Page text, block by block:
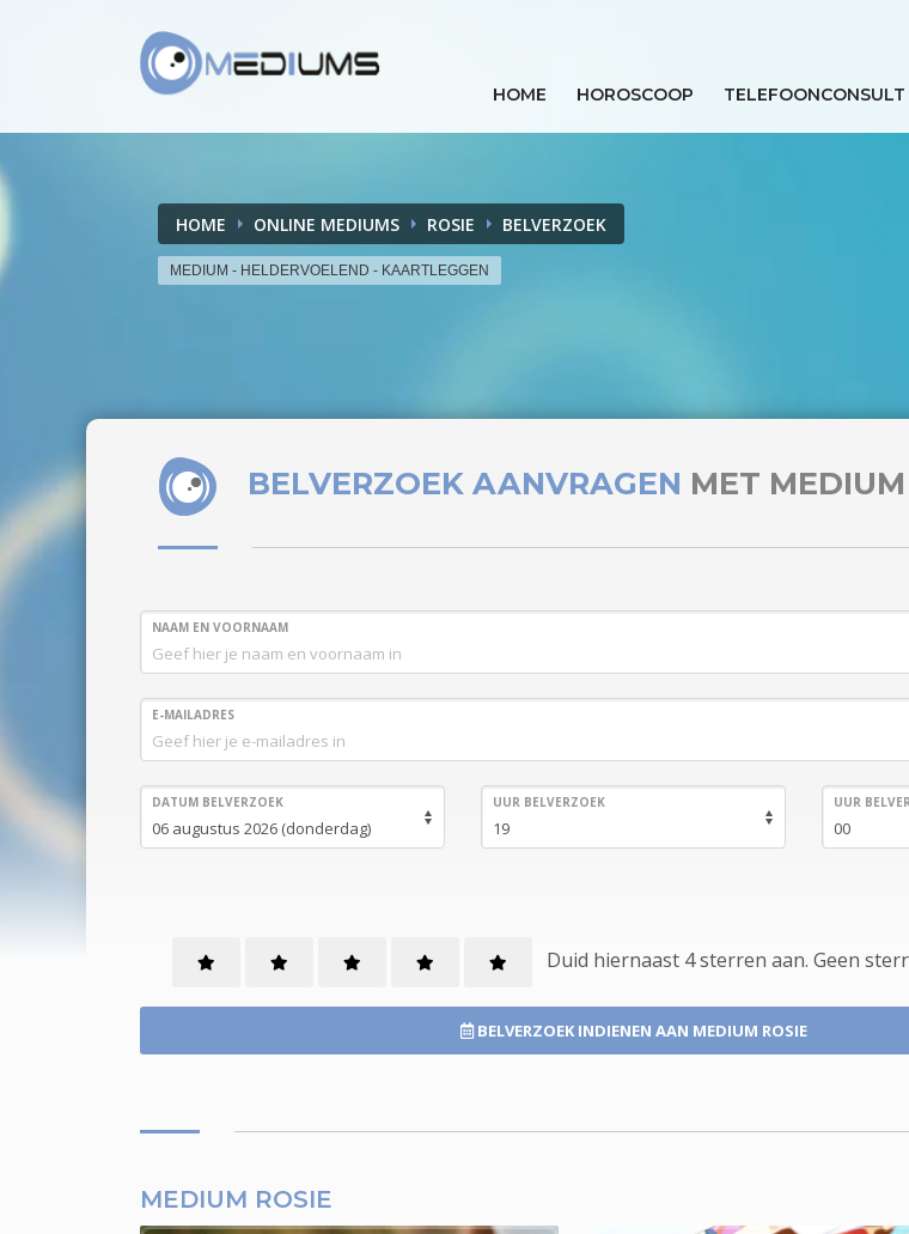
HOME HOROSCOOP TELEFOONCONSULT
HOME ONLINE MEDIUMS ROSIE BELVERZOEK
MEDIUM - HELDERVOELEND - KAARTLEGGEN
BELVERZOEK AANVRAGEN MET
NAAM EN VOORNAAM
E-MAILADRES
DATUM BELVERZOEK UUR BELVERZOEK UUR
Duid hiernaast 4 sterren aan. Geen
BELVERZOEK INDIENEN AAN MEDIUM ROSIE
MEDIUM ROSIE